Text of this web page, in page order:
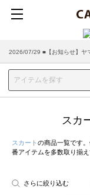
2026/07/29 ■【お知らせ】ヤ
スカ
スカート の商品一覧です
番アイテムを多数取り揃え
さらに絞り込む